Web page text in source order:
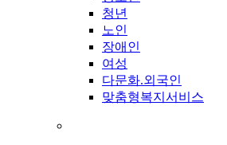
청년
노인
장애인
여성
다문화.외국인
맞춤형복지서비스